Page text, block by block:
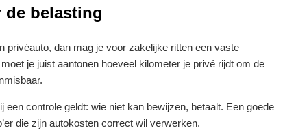
de belasting
dan mag je voor zakelijke ritten een vaste
je juist aantonen hoeveel kilometer je privé rijdt om de
controle geldt: wie niet kan bewijzen, betaalt. Een goede
die zijn autokosten correct wil verwerken.